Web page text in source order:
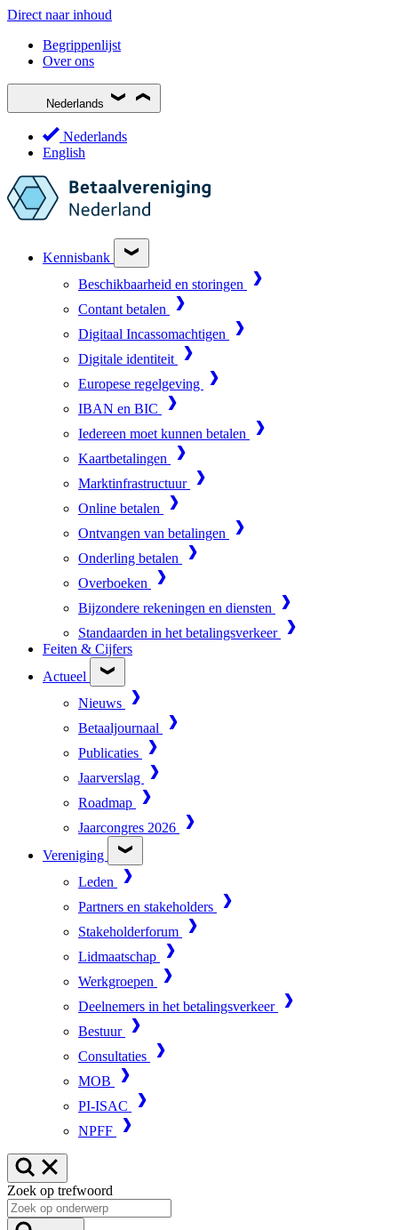
Direct naar inhoud
Begrippenlijst
Over ons
Nederlands
Nederlands
English
Kennisbank
Beschikbaarheid en storingen
Contant betalen
Digitaal Incassomachtigen
Digitale identiteit
Europese regelgeving
IBAN en BIC
Iedereen moet kunnen betalen
Kaartbetalingen
Marktinfrastructuur
Online betalen
Ontvangen van betalingen
Onderling betalen
Overboeken
Bijzondere rekeningen en diensten
Standaarden in het betalingsverkeer
Feiten & Cijfers
Actueel
Nieuws
Betaaljournaal
Publicaties
Jaarverslag
Roadmap
Jaarcongres 2026
Vereniging
Leden
Partners en stakeholders
Stakeholderforum
Lidmaatschap
Werkgroepen
Deelnemers in het betalingsverkeer
Bestuur
Consultaties
MOB
PI-ISAC
NPFF
Zoek op trefwoord